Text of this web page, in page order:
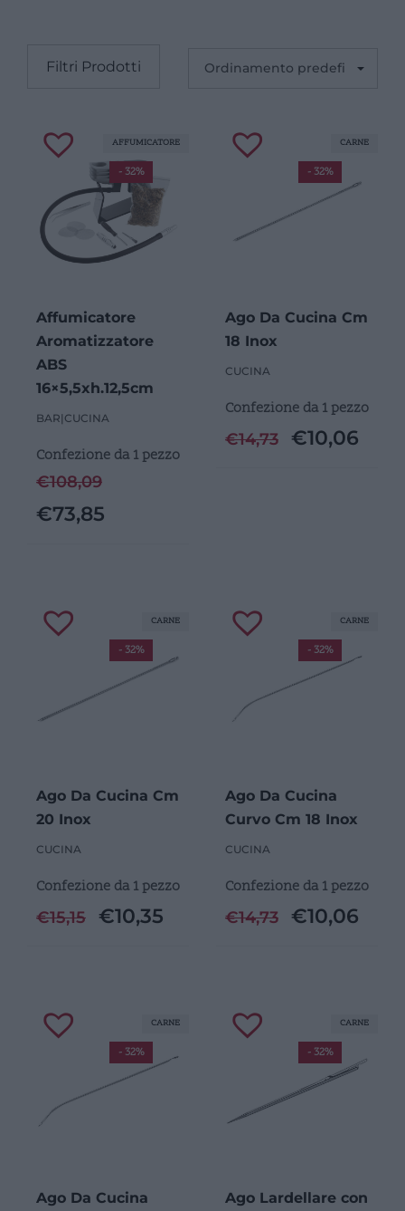
Filtri Prodotti
Affumicatore
Aromatizzatore
ABS
16×5,5xh.12,5cm
BAR| CUCINA
Confezione da 1 pezzo
€108,09
€73,85
- 32%
AFFUMICATORE
Ago Da Cucina Cm
18 Inox
CUCINA
Confezione da 1 pezzo
€14,73 €10,06
- 32%
CARNE
Ago Da Cucina Cm
20 Inox
CUCINA
Confezione da 1 pezzo
€15,15 €10,35
- 32%
CARNE
Ago Da Cucina
Curvo Cm 18 Inox
CUCINA
Confezione da 1 pezzo
€14,73 €10,06
- 32%
CARNE
Ago Da Cucina
- 32%
CARNE
Ago Lardellare con
- 32%
CARNE